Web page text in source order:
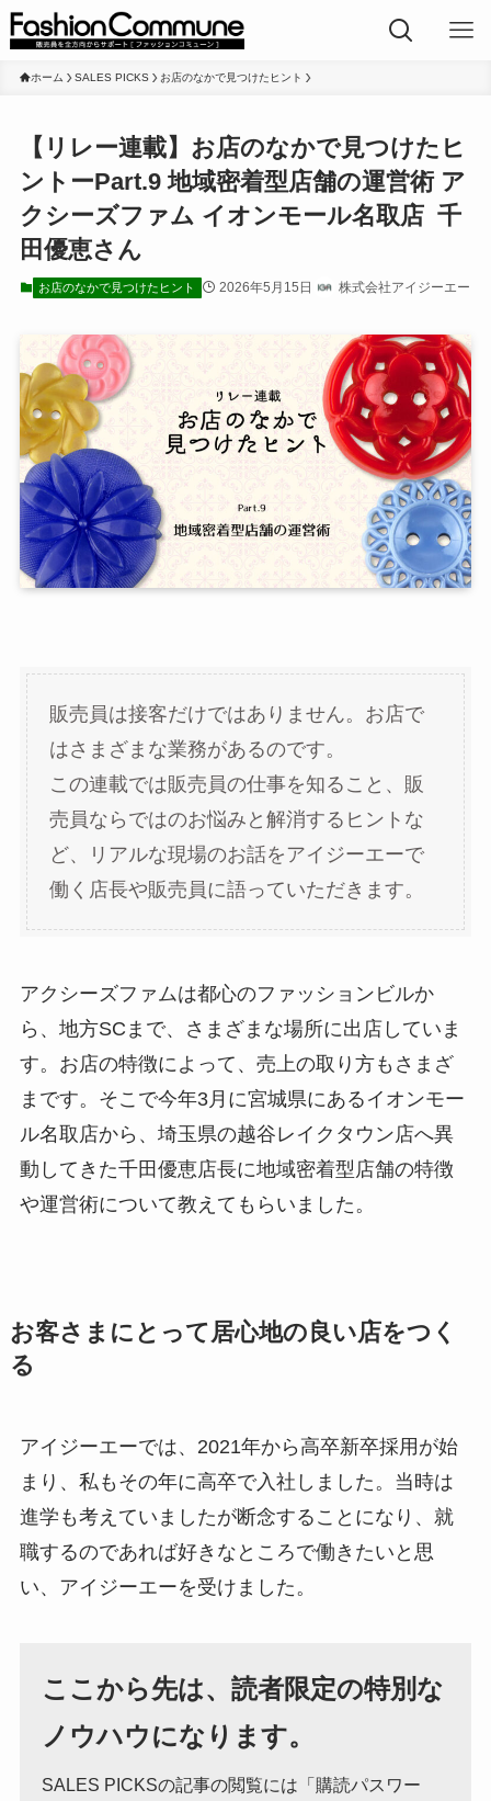
ホーム SALES PICKS お店のなかで見つけたヒント
【リレー連載】お店のなかで見つけたヒ
ントーPart.9 地域密着型店舗の運営術 ア
クシーズファム イオンモール名取店 千
田優恵さん
お店のなかで見つけたヒント 2026年5月15日 株式会社アイジーエー
販売員は接客だけではありません。お店で
はさまざまな業務があるのです。
この連載では販売員の仕事を知ること、販
売員ならではのお悩みと解消するヒントな
ど、リアルな現場のお話をアイジーエーで
働く店長や販売員に語っていただきます。
アクシーズファムは都心のファッションビルか
ら、地方SCまで、さまざまな場所に出店していま
す。お店の特徴によって、売上の取り方もさまざ
まです。そこで今年3月に宮城県にあるイオンモー
ル名取店から、埼玉県の越谷レイクタウン店へ異
動してきた千田優恵店長に地域密着型店舗の特徴
や運営術について教えてもらいました。
お客さまにとって居心地の良い店をつく
る
アイジーエーでは、2021年から高卒新卒採用が始
まり、私もその年に高卒で入社しました。当時は
進学も考えていましたが断念することになり、就
職するのであれば好きなところで働きたいと思
い、アイジーエーを受けました。
ここから先は、読者限定の特別な
ノウハウになります。
SALES PICKSの記事の閲覧には「購読パスワー